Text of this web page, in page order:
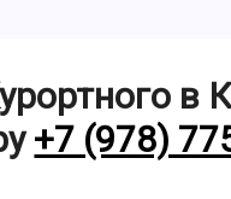
в
+7 (978)